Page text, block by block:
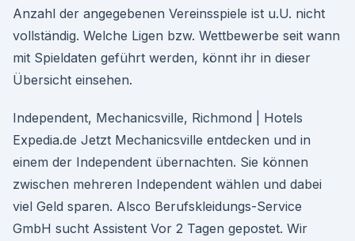
Anzahl der angegebenen Vereinsspiele ist u.U. nicht
vollständig. Welche Ligen bzw. Wettbewerbe seit wann
mit Spieldaten geführt werden, könnt ihr in dieser
Übersicht einsehen.
Independent, Mechanicsville, Richmond | Hotels
Expedia.de Jetzt Mechanicsville entdecken und in
einem der Independent übernachten. Sie können
zwischen mehreren Independent wählen und dabei
viel Geld sparen. Alsco Berufskleidungs-Service
GmbH sucht Assistent Vor 2 Tagen gepostet. Wir